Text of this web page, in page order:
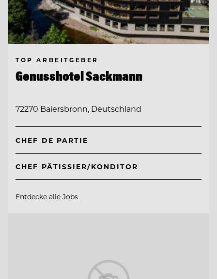
TOP ARBEITGEBER
Genusshotel Sackmann
72270 Baiersbronn, Deutschland
CHEF DE PARTIE
CHEF PÂTISSIER/KONDITOR
Entdecke alle Jobs